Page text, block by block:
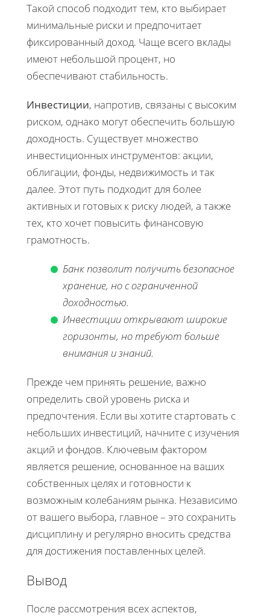
Такой способ подходит тем, кто выбирает
минимальные риски и предпочитает
фиксированный доход. Чаще всего вклады
имеют небольшой процент, но
обеспечивают стабильность.
Инвестиции, напротив, связаны с высоким
риском, однако могут обеспечить большую
доходность. Существует множество
инвестиционных инструментов: акции,
облигации, фонды, недвижимость и так
далее. Этот путь подходит для более
активных и готовых к риску людей, а также
тех, кто хочет повысить финансовую
грамотность.
Банк позволит получить безопасное
хранение, но с ограниченной
доходностью.
Инвестиции открывают широкие
горизонты, но требуют больше
внимания и знаний.
Прежде чем принять решение, важно
определить свой уровень риска и
предпочтения. Если вы хотите стартовать с
небольших инвестиций, начните с изучения
акций и фондов. Ключевым фактором
является решение, основанное на ваших
собственных целях и готовности к
возможным колебаниям рынка. Независимо
от вашего выбора, главное – это сохранить
дисциплину и регулярно вносить средства
для достижения поставленных целей.
Вывод
После рассмотрения всех аспектов,